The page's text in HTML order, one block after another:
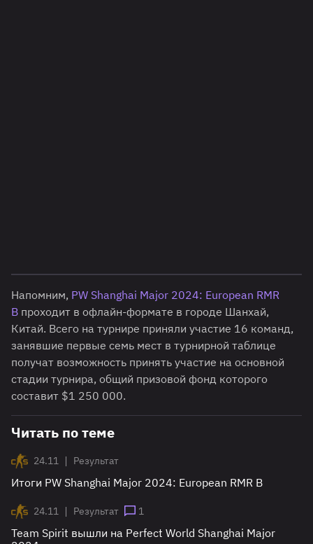
Напомним, PW Shanghai Major 2024: European RMR
B проходит в офлайн-формате в городе Шанхай,
Китай. Всего на турнире приняли участие 16 команд,
занявшие первые семь мест в турнирной таблице
получат возможность принять участие на основной
стадии турнира, общий призовой фонд которого
составит $1 250 000.
Читать по теме
24.11 | Результат
Итоги PW Shanghai Major 2024: European RMR B
24.11 | Результат 1
Team Spirit вышли на Perfect World Shanghai Major